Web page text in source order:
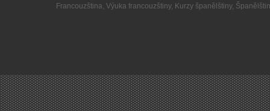
Francouzština,Výuka francouzštiny, Kurzy španělštiny,